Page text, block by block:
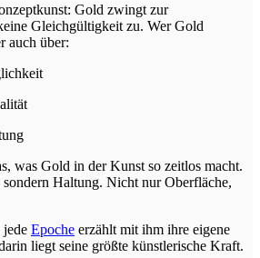
Gold zwingt zur
Gleichgültigkeit zu. Wer Gold
auch über:
was Gold in der Kunst so zeitlos macht.
Haltung. Nicht nur Oberfläche,
Epoche erzählt mit ihm ihre eigene
liegt seine größte künstlerische Kraft.